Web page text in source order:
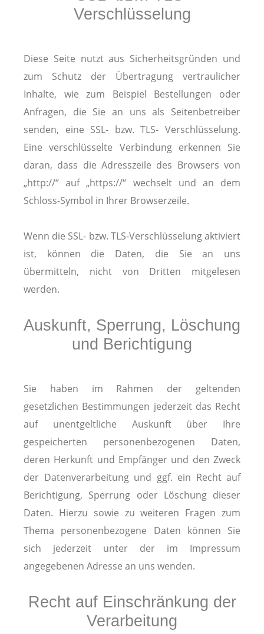
Verschlüsselung
Diese Seite nutzt aus Sicherheitsgründen und
zum Schutz der Übertragung vertraulicher
Inhalte, wie zum Beispiel Bestellungen oder
Anfragen, die Sie an uns als Seitenbetreiber
senden, eine SSL- bzw. TLS- Verschlüsselung.
Eine verschlüsselte Verbindung erkennen Sie
daran, dass die Adresszeile des Browsers von
„http://“ auf „https://“ wechselt und an dem
Schloss-Symbol in Ihrer Browserzeile.
Wenn die SSL- bzw. TLS-Verschlüsselung aktiviert
ist, können die Daten, die Sie an uns
übermitteln, nicht von Dritten mitgelesen
werden.
Auskunft, Sperrung, Löschung
und Berichtigung
Sie haben im Rahmen der geltenden
gesetzlichen Bestimmungen jederzeit das Recht
auf unentgeltliche Auskunft über Ihre
gespeicherten personenbezogenen Daten,
deren Herkunft und Empfänger und den Zweck
der Datenverarbeitung und ggf. ein Recht auf
Berichtigung, Sperrung oder Löschung dieser
Daten. Hierzu sowie zu weiteren Fragen zum
Thema personenbezogene Daten können Sie
sich jederzeit unter der im Impressum
angegebenen Adresse an uns wenden.
Recht auf Einschränkung der
Verarbeitung